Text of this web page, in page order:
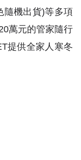
隨機出貨)等多項
萬元的管家隨行
提供全家人寒冬